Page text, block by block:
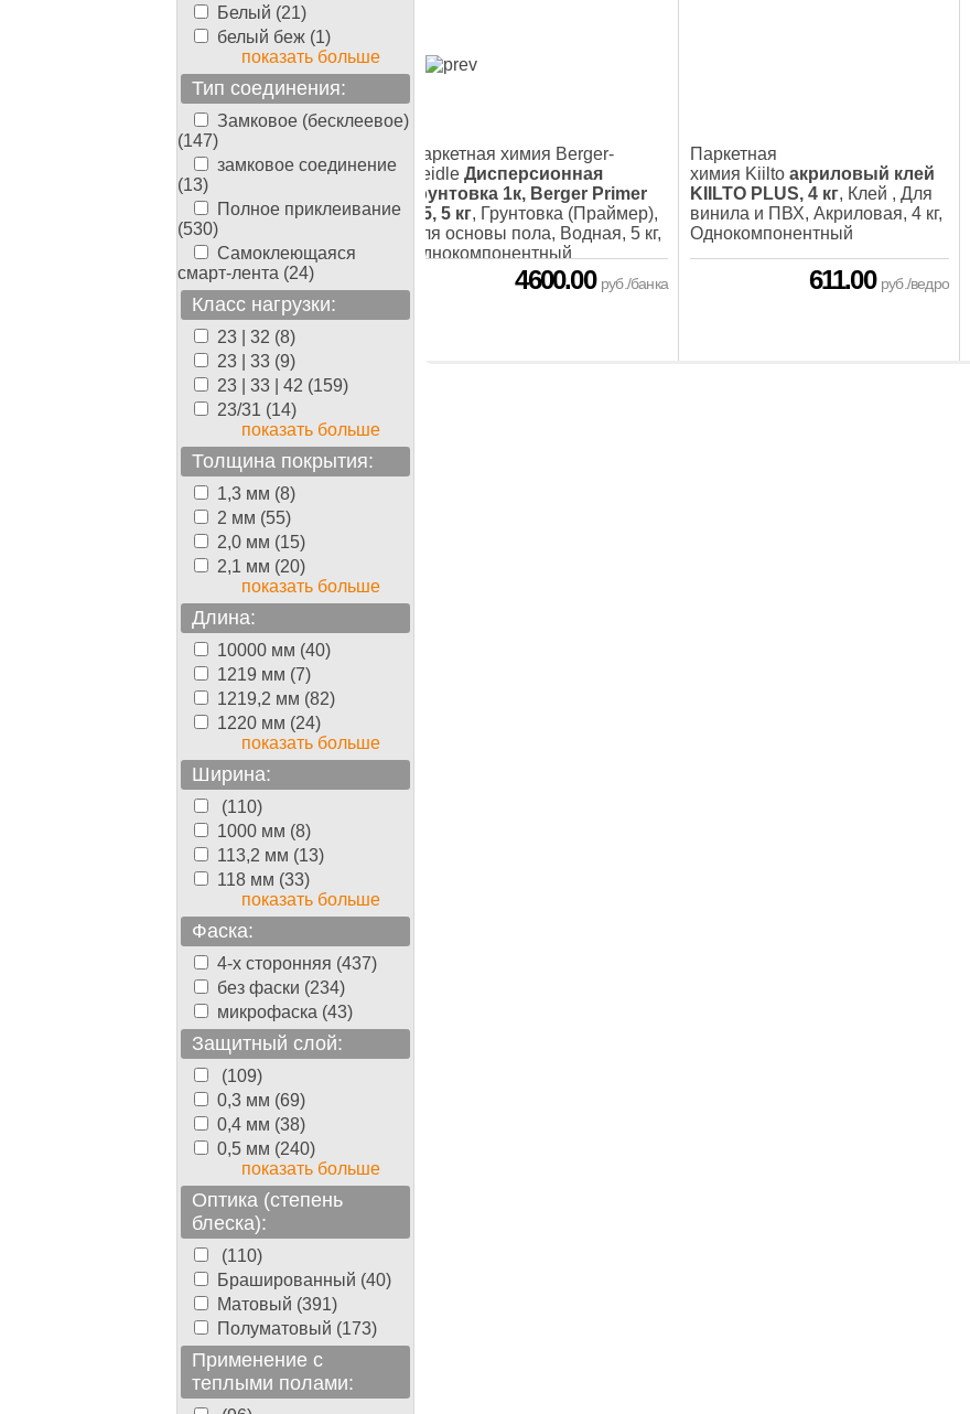
Белый (21)
белый беж (1)
показать больше
Тип соединения:
Замковое (бесклеевое)
(147)
замковое соединение
(13)
Полное приклеивание
(530)
Самоклеющаяся
смарт-лента (24)
Класс нагрузки:
23 | 32 (8)
23 | 33 (9)
23 | 33 | 42 (159)
23/31 (14)
показать больше
Толщина покрытия:
1,3 мм (8)
2 мм (55)
2,0 мм (15)
2,1 мм (20)
показать больше
Длина:
10000 мм (40)
1219 мм (7)
1219,2 мм (82)
1220 мм (24)
показать больше
Ширина:
(110)
1000 мм (8)
113,2 мм (13)
118 мм (33)
показать больше
Фаска:
4-х сторонняя (437)
без фаски (234)
микрофаска (43)
Защитный слой:
(109)
0,3 мм (69)
0,4 мм (38)
0,5 мм (240)
показать больше
Оптика (степень
блеска):
(110)
Брашированный (40)
Матовый (391)
Полуматовый (173)
Применение с
теплыми полами:
Паркетная химия Berger-
SeidleДисперсионный клей
для ПВХ BergerBond D1U, 14
, Клей , Для винила и ПВХ,
Дисперсионная, 14 кг,
Однокомпонентный
16400.00
Паркетная химия Berger-
Seidle Дисперсионная
грунтовка 1к, Berger Primer
D5, 5 кг, Грунтовка (Праймер),
Для основы пола, Водная, 5 кг,
Однокомпонентный
4600.00 руб./банка
Паркетная
химия Kiilto акриловый клей
KIILTO PLUS, 4 кг, Клей , Для
винила и ПВХ, Акриловая, 4 кг,
Однокомпонентный
611.00 руб./ведро